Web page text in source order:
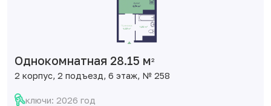
Однокомнатная 28.15 м2
2 корпус, 2 подъезд, 6 этаж, № 258
ключи: 2026 год